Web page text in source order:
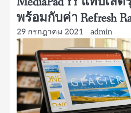
พร้อมกับค่า Refresh
29 กรกฎาคม 2021 admin